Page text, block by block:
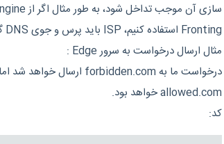
Fronting استفاده کنیم، ISP باید پرس و جوی DNS گوگل مسدود کند و این یعنی فاجعه...
مثال ارسال درخواست به سرور Edge :
allowed.com خواهد بود.
کد: